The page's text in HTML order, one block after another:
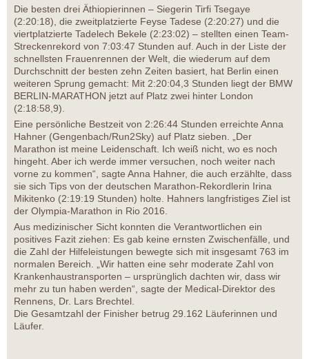
Die besten drei Äthiopierinnen – Siegerin Tirfi Tsegaye
(2:20:18), die zweitplatzierte Feyse Tadese (2:20:27) und die
viertplatzierte Tadelech Bekele (2:23:02) – stellten einen Team-
Streckenrekord von 7:03:47 Stunden auf. Auch in der Liste der
schnellsten Frauenrennen der Welt, die wiederum auf dem
Durchschnitt der besten zehn Zeiten basiert, hat Berlin einen
weiteren Sprung gemacht: Mit 2:20:04,3 Stunden liegt der BMW
BERLIN-MARATHON jetzt auf Platz zwei hinter London
(2:18:58,9).
Eine persönliche Bestzeit von 2:26:44 Stunden erreichte Anna
Hahner (Gengenbach/Run2Sky) auf Platz sieben. „Der
Marathon ist meine Leidenschaft. Ich weiß nicht, wo es noch
hingeht. Aber ich werde immer versuchen, noch weiter nach
vorne zu kommen“, sagte Anna Hahner, die auch erzählte, dass
sie sich Tips von der deutschen Marathon-Rekordlerin Irina
Mikitenko (2:19:19 Stunden) holte. Hahners langfristiges Ziel ist
der Olympia-Marathon in Rio 2016.
Aus medizinischer Sicht konnten die Verantwortlichen ein
positives Fazit ziehen: Es gab keine ernsten Zwischenfälle, und
die Zahl der Hilfeleistungen bewegte sich mit insgesamt 763 im
normalen Bereich. „Wir hatten eine sehr moderate Zahl von
Krankenhaustransporten – ursprünglich dachten wir, dass wir
mehr zu tun haben werden“, sagte der Medical-Direktor des
Rennens, Dr. Lars Brechtel.
Die Gesamtzahl der Finisher betrug 29.162 Läuferinnen und
Läufer.